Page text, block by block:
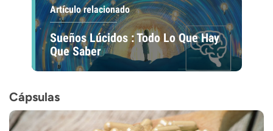
Artículo relacionado
Sueños Lúcidos : Todo Lo Que Hay
Que Saber
Cápsulas